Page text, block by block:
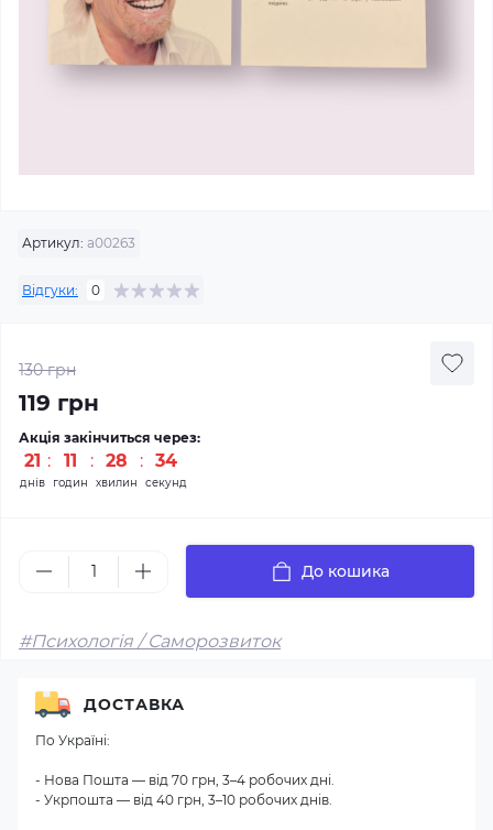
Артикул: а00263
Відгуки: 0
130 грн
119 грн
Акція закінчиться через:
21
днів
: 11
годин
: 28
хвилин
: 34
секунд
До кошика
#Психологія / Саморозвиток
ДОСТАВКА
По Україні:
- Нова Пошта — від 70 грн, 3–4 робочих дні.
- Укрпошта — від 40 грн, 3–10 робочих днів.